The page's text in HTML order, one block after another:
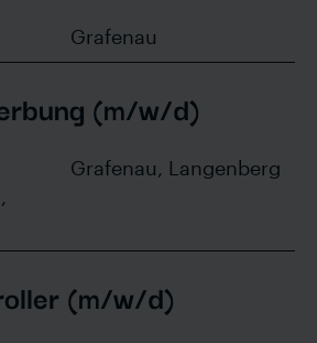
Grafenau
(m/w/d)
Grafenau, Langenberg
(m/w/d)